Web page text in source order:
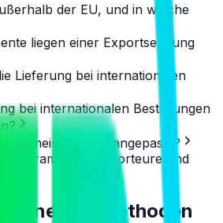
der EU, und in welche
liegen einer Exportsendung
Lieferung bei internationalen
bei internationalen Bestellungen
an mein Zielland angepasst?
Programm für Exporteure und
& -methoden